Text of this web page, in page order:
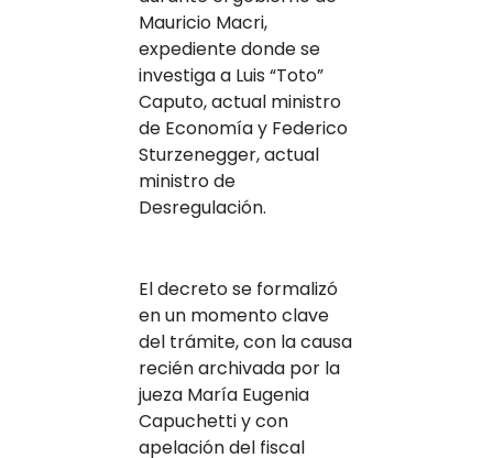
Mauricio Macri,
expediente donde se
investiga a Luis “Toto”
Caputo, actual ministro
de Economía y Federico
Sturzenegger, actual
ministro de
Desregulación.
El decreto se formalizó
en un momento clave
del trámite, con la causa
recién archivada por la
jueza María Eugenia
Capuchetti y con
apelación del fiscal